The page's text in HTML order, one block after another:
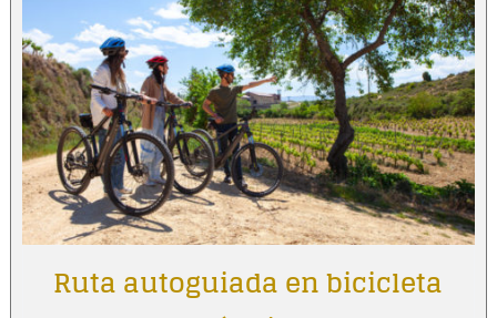
Ruta autoguiada en bicicleta